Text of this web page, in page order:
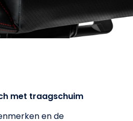
met traagschuim
en de